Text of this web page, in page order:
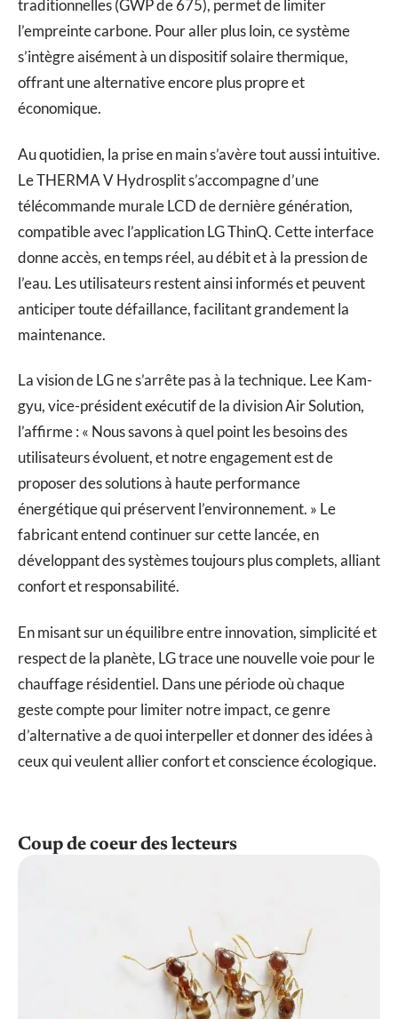
traditionnelles (GWP de 675), permet de limiter
l’empreinte carbone. Pour aller plus loin, ce système
s’intègre aisément à un dispositif solaire thermique,
offrant une alternative encore plus propre et
économique.
Au quotidien, la prise en main s’avère tout aussi intuitive.
Le THERMA V Hydrosplit s’accompagne d’une
télécommande murale LCD de dernière génération,
compatible avec l’application LG ThinQ. Cette interface
donne accès, en temps réel, au débit et à la pression de
l’eau. Les utilisateurs restent ainsi informés et peuvent
anticiper toute défaillance, facilitant grandement la
maintenance.
La vision de LG ne s’arrête pas à la technique. Lee Kam-
gyu, vice-président exécutif de la division Air Solution,
l’affirme : « Nous savons à quel point les besoins des
utilisateurs évoluent, et notre engagement est de
proposer des solutions à haute performance
énergétique qui préservent l’environnement. » Le
fabricant entend continuer sur cette lancée, en
développant des systèmes toujours plus complets, alliant
confort et responsabilité.
En misant sur un équilibre entre innovation, simplicité et
respect de la planète, LG trace une nouvelle voie pour le
chauffage résidentiel. Dans une période où chaque
geste compte pour limiter notre impact, ce genre
d’alternative a de quoi interpeller et donner des idées à
ceux qui veulent allier confort et conscience écologique.
Coup de coeur des lecteurs